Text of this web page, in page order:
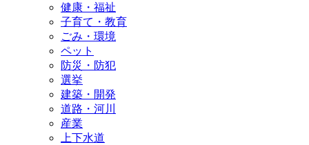
健康・福祉
子育て・教育
ごみ・環境
ペット
防災・防犯
選挙
建築・開発
道路・河川
産業
上下水道